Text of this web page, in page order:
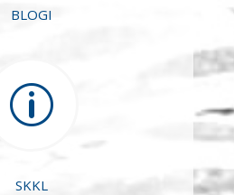
BLOGI
p
SKKL